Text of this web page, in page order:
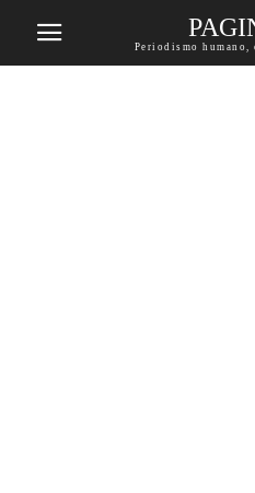
Periodismo